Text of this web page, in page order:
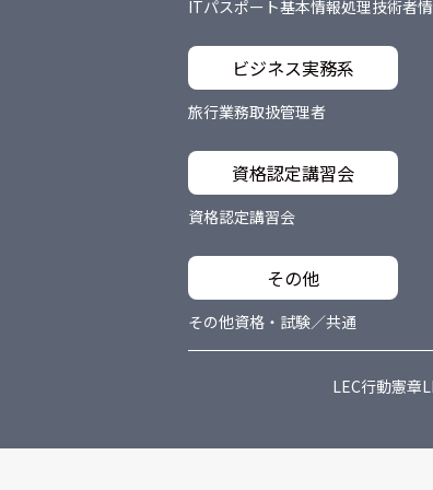
ITパスポート基本情報処理技術者
ビジネス実務系
旅行業務取扱管理者
資格認定講習会
資格認定講習会
その他
その他資格・試験／共通
LEC行動憲章